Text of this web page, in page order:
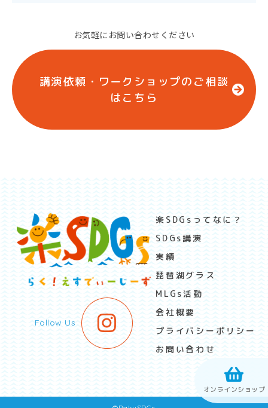
オンラインショップ
お気軽にお問い合わせください
講演依頼・ワークショップのご相談
はこちら
楽SDGsってなに？
SDGs講演
実績
琵琶湖グラス
MLGs活動
会社概要
プライバシーポリシー
お問い合わせ
Follow Us